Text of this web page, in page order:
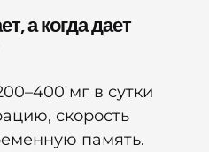
а когда дает
мг в сутки
скорость
память.